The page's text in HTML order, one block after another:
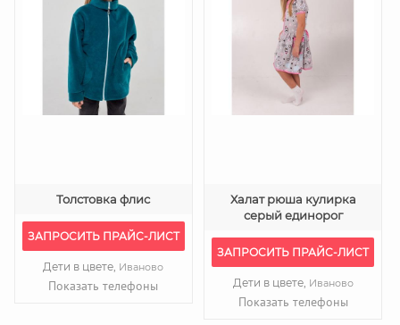
Толстовка флис
ЗАПРОСИТЬ ПРАЙС-ЛИСТ
Дети в цвете, Иваново
Показать телефоны
Халат рюша кулирка
серый единорог
ЗАПРОСИТЬ ПРАЙС-ЛИСТ
Дети в цвете, Иваново
Показать телефоны